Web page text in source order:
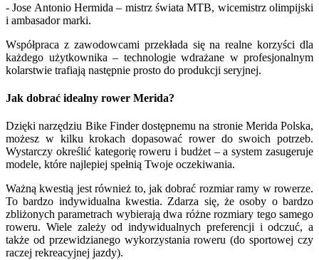
- Jose Antonio Hermida – mistrz świata MTB, wicemistrz olimpijski
i ambasador marki.
Współpraca z zawodowcami przekłada się na realne korzyści dla
każdego użytkownika – technologie wdrażane w profesjonalnym
kolarstwie trafiają następnie prosto do produkcji seryjnej.
Jak dobrać idealny rower Merida?
Dzięki narzędziu Bike Finder dostępnemu na stronie Merida Polska,
możesz w kilku krokach dopasować rower do swoich potrzeb.
Wystarczy określić kategorię roweru i budżet – a system zasugeruje
modele, które najlepiej spełnią Twoje oczekiwania.
Ważną kwestią jest również to, jak dobrać rozmiar ramy w rowerze.
To bardzo indywidualna kwestia. Zdarza się, że osoby o bardzo
zbliżonych parametrach wybierają dwa różne rozmiary tego samego
roweru. Wiele zależy od indywidualnych preferencji i odczuć, a
także od przewidzianego wykorzystania roweru (do sportowej czy
raczej rekreacyjnej jazdy).